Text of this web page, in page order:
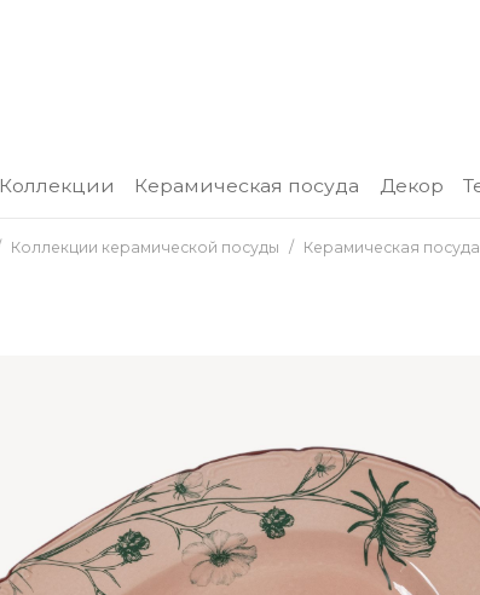
Коллекции Керамическая посуда Декор
Коллекции керамической посуды Керамическая